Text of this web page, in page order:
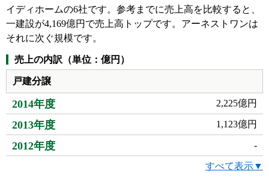
イディホームの6社です。参考までに売上高を比較すると、
一建設が4,169億円で売上高トップです。アーネストワンは
それに次ぐ規模です。
売上の内訳（単位：億円）
戸建分譲
2014年度 2,225億円
2013年度 1,123億円
2012年度 -
すべて表示▼